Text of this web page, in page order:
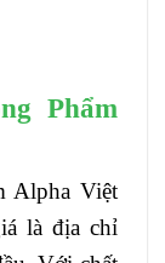
Phẩm
Alpha Việt
là địa chỉ